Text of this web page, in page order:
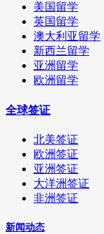
美国留学
英国留学
澳大利亚留学
新西兰留学
亚洲留学
欧洲留学
全球签证
北美签证
欧洲签证
亚洲签证
大洋洲签证
非洲签证
新闻动态